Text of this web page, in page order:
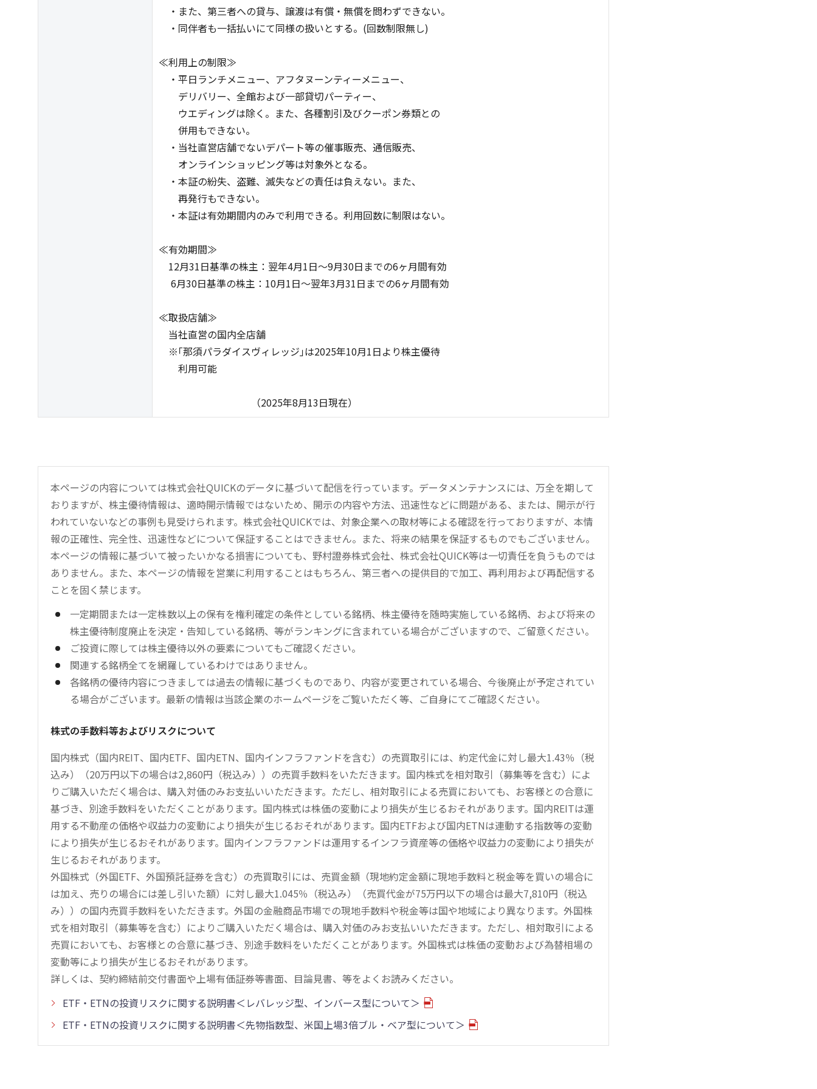
・また、第三者への貸与、譲渡は有償・無償を問わずできない。
・同伴者も一括払いにて同様の扱いとする。(回数制限無し)
≪利用上の制限≫
・平日ランチメニュー、アフタヌーンティーメニュー、
デリバリー、全館および一部貸切パーティー、
ウエディングは除く。また、各種割引及びクーポン券類との
併用もできない。
・当社直営店舗でないデパート等の催事販売、通信販売、
オンラインショッピング等は対象外となる。
・本証の紛失、盗難、滅失などの責任は負えない。また、
再発行もできない。
・本証は有効期間内のみで利用できる。利用回数に制限はない。
≪有効期間≫
12月31日基準の株主：翌年4月1日～9月30日までの6ヶ月間有効
6月30日基準の株主：10月1日～翌年3月31日までの6ヶ月間有効
≪取扱店舗≫
当社直営の国内全店舗
※｢那須パラダイスヴィレッジ｣は2025年10月1日より株主優待
利用可能
（2025年8月13日現在）
本ページの内容については株式会社QUICKのデータに基づいて配信を行っています。データメンテナンスには、万全を期して
おりますが、株主優待情報は、適時開示情報ではないため、開示の内容や方法、迅速性などに問題がある、または、開示が行
われていないなどの事例も見受けられます。株式会社QUICKでは、対象企業への取材等による確認を行っておりますが、本情
報の正確性、完全性、迅速性などについて保証することはできません。また、将来の結果を保証するものでもございません。
本ページの情報に基づいて被ったいかなる損害についても、野村證券株式会社、株式会社QUICK等は一切責任を負うものでは
ありません。また、本ページの情報を営業に利用することはもちろん、第三者への提供目的で加工、再利用および再配信する
ことを固く禁じます。
一定期間または一定株数以上の保有を権利確定の条件としている銘柄、株主優待を随時実施している銘柄、および将来の
株主優待制度廃止を決定・告知している銘柄、等がランキングに含まれている場合がございますので、ご留意ください。
ご投資に際しては株主優待以外の要素についてもご確認ください。
関連する銘柄全てを網羅しているわけではありません。
各銘柄の優待内容につきましては過去の情報に基づくものであり、内容が変更されている場合、今後廃止が予定されてい
る場合がございます。最新の情報は当該企業のホームページをご覧いただく等、ご自身にてご確認ください。
株式の手数料等およびリスクについて
国内株式（国内REIT、国内ETF、国内ETN、国内インフラファンドを含む）の売買取引には、約定代金に対し最大1.43％（税
込み）（20万円以下の場合は2,860円（税込み））の売買手数料をいただきます。国内株式を相対取引（募集等を含む）によ
りご購入いただく場合は、購入対価のみお支払いいただきます。ただし、相対取引による売買においても、お客様との合意に
基づき、別途手数料をいただくことがあります。国内株式は株価の変動により損失が生じるおそれがあります。国内REITは運
用する不動産の価格や収益力の変動により損失が生じるおそれがあります。国内ETFおよび国内ETNは連動する指数等の変動
により損失が生じるおそれがあります。国内インフラファンドは運用するインフラ資産等の価格や収益力の変動により損失が
生じるおそれがあります。
外国株式（外国ETF、外国預託証券を含む）の売買取引には、売買金額（現地約定金額に現地手数料と税金等を買いの場合に
は加え、売りの場合には差し引いた額）に対し最大1.045％（税込み）（売買代金が75万円以下の場合は最大7,810円（税込
み））の国内売買手数料をいただきます。外国の金融商品市場での現地手数料や税金等は国や地域により異なります。外国株
式を相対取引（募集等を含む）によりご購入いただく場合は、購入対価のみお支払いいただきます。ただし、相対取引による
売買においても、お客様との合意に基づき、別途手数料をいただくことがあります。外国株式は株価の変動および為替相場の
変動等により損失が生じるおそれがあります。
詳しくは、契約締結前交付書面や上場有価証券等書面、目論見書、等をよくお読みください。
ETF・ETNの投資リスクに関する説明書＜レバレッジ型、インバース型について＞
ETF・ETNの投資リスクに関する説明書＜先物指数型、米国上場3倍ブル・ベア型について＞